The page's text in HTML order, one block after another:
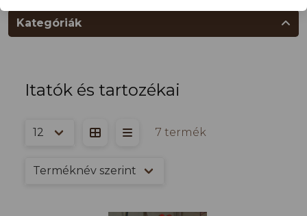
Kategóriák
Itatók és tartozékai
7 termék